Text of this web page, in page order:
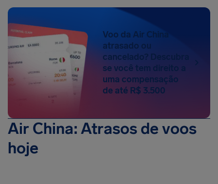
Voo da Air China
atrasado ou
cancelado? Descubra
se você tem direito a
uma compensação
de até R$ 3.500
Air China: Atrasos de voos
hoje